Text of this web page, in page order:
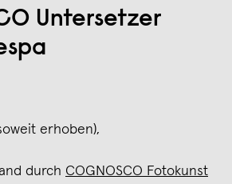
Untersetzer
erhoben),
durch COGNOSCO Fotokunst